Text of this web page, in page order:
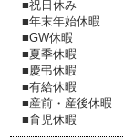
■祝日休み
■年末年始休暇
■GW休暇
■夏季休暇
■慶弔休暇
■有給休暇
■産前・産後休暇
■育児休暇